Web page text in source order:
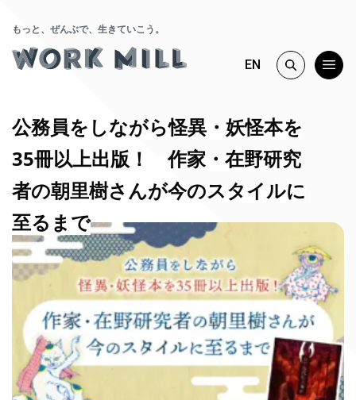
もっと、ぜんぶで、生きていこう。
EN
公務員をしながら怪異・妖怪本を
35冊以上出版！ 作家・在野研究
者の朝里樹さんが今のスタイルに
至るまで